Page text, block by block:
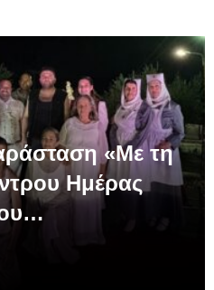
«Με τη
Ημέρας